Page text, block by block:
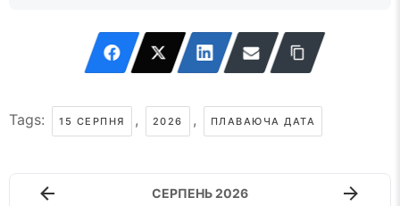
Tags: 15 СЕРПНЯ , 2026 , ПЛАВАЮЧА ДАТА
СЕРПЕНЬ 2026